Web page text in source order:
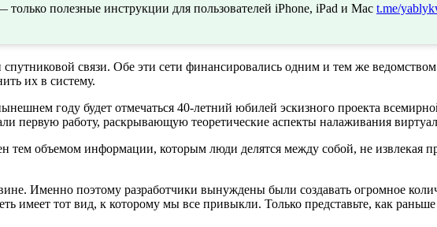
полезные инструкции для пользователей iPhone, iPad и Mac t.me/
связи. Обе эти сети финансировались одним и тем же
их в систему.
году будет отмечаться 40-летний юбилей эскизного проекта
первую работу, раскрывающую теоретические аспекты налаживания
тем объемом информации, которым люди делятся между собой, не извлекая
Именно поэтому разработчики вынуждены были создавать огромное
имеет тот вид, к которому мы все привыкли. Только представьте, как